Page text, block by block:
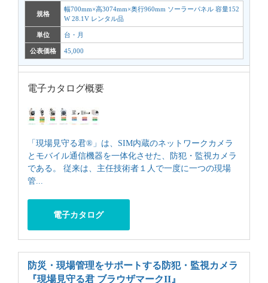
規格
幅700mm×高3074mm×奥行960mm ソーラーパネル 容量152
W 28.1V レンタル品
単位 台・月
公表価格 45,000
電子カタログ概要
「現場見守る君®」は、SIM内蔵のネットワークカメラ
とモバイル通信機器を一体化させた、防犯・監視カメラ
である。 従来は、主任技術者１人で一度に一つの現場
管...
電子カタログ
防災・現場管理をサポートする防犯・監視カメラ
『現場見守る君 ブラウザマークII』